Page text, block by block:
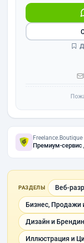
Freelance.Boutique
Премиум-сервис
РАЗДЕЛЫ Веб-
Бизнес, Продажи
Дизайн и
Иллюстрация и